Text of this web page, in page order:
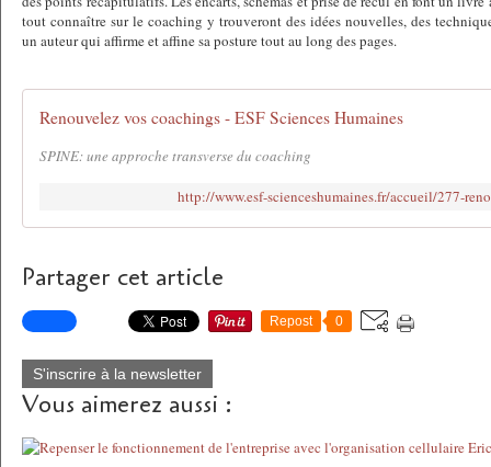
tout connaître sur le coaching y trouveront des idées nouvelles, des
un auteur qui affirme et affine sa posture tout au long des pages.
Renouvelez vos coachings - ESF Sciences Humaines
SPINE: une approche transverse du coaching
http://www.esf-scienceshumaines.fr/accueil/277-
Partager cet article
Repost 0
S'inscrire à la newsletter
Vous aimerez aussi :